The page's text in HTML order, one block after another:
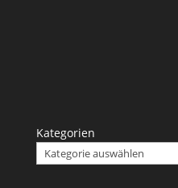
Kategorien